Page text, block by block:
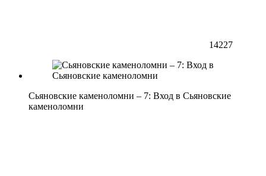
14227
Сьяновские каменоломни – 7: Вход в Сьяновские
каменоломни